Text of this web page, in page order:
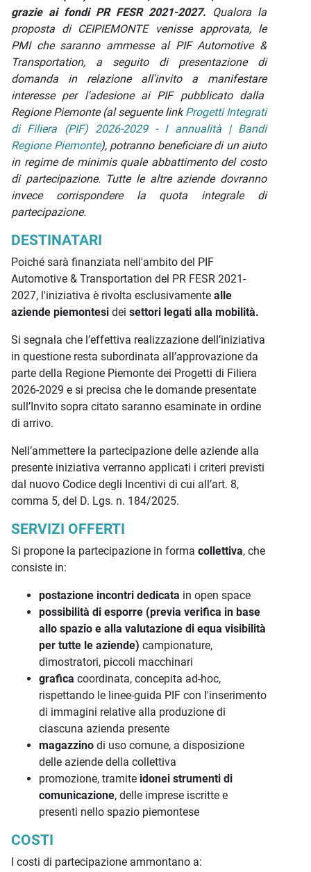
grazie ai fondi PR FESR 2021-2027.
Qualora la
proposta di CEIPIEMONTE venisse approvata, le
PMI che saranno ammesse al PIF Automotive &
Transportation, a seguito di presentazione di
domanda in relazione all'invito a manifestare
interesse per l'adesione ai PIF pubblicato dalla
Regione Piemonte (al seguente linkProgetti Integrati
di Filiera (PIF) 2026-2029 - I annualità | Bandi
Regione Piemonte), potranno beneficiare di un aiuto
in regime de minimis quale abbattimento del costo
di partecipazione. Tutte le altre aziende dovranno
invece corrispondere la quota integrale di
partecipazione.
DESTINATARI
Poiché sarà finanziata nell'ambito del PIF
Automotive & Transportation del PR FESR 2021-
2027, l'iniziativa è rivolta esclusivamente alle
aziende piemontesi dei settori legati alla mobilità.
Si segnala che l’effettiva realizzazione dell’iniziativa
in questione resta subordinata all’approvazione da
parte della Regione Piemonte dei Progetti di Filiera
2026-2029 e si precisa che le domande presentate
sull’Invito sopra citato saranno esaminate in ordine
di arrivo.
Nell’ammettere la partecipazione delle aziende alla
presente iniziativa verranno applicati i criteri previsti
dal nuovo Codice degli Incentivi di cui all’art. 8,
comma 5, del D. Lgs. n. 184/2025.
SERVIZI OFFERTI
Si propone la partecipazione in forma collettiva, che
consiste in:
postazione incontri dedicata in open space
possibilità di esporre (previa verifica in base
allo spazio e alla valutazione di equa visibilità
per tutte le aziende) campionature,
dimostratori, piccoli macchinari
grafica coordinata, concepita ad-hoc,
rispettando le linee-guida PIF con l'inserimento
di immagini relative alla produzione di
ciascuna azienda presente
magazzino di uso comune, a disposizione
delle aziende della collettiva
promozione, tramite idonei strumenti di
comunicazione, delle imprese iscritte e
presenti nello spazio piemontese
COSTI
I costi di partecipazione ammontano a: